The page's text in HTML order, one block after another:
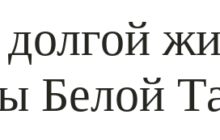
Белой